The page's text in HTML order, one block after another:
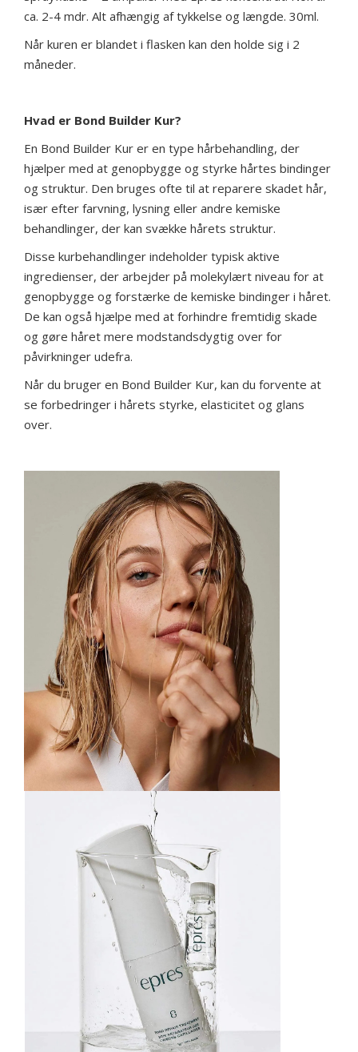
ca. 2-4 mdr. Alt afhængig af tykkelse og længde. 30ml.
Når kuren er blandet i flasken kan den holde sig i 2
måneder.
Hvad er Bond Builder Kur?
En Bond Builder Kur er en type hårbehandling, der
hjælper med at genopbygge og styrke hårtes bindinger
og struktur. Den bruges ofte til at reparere skadet hår,
især efter farvning, lysning eller andre kemiske
behandlinger, der kan svække hårets struktur.
Disse kurbehandlinger indeholder typisk aktive
ingredienser, der arbejder på molekylært niveau for at
genopbygge og forstærke de kemiske bindinger i håret.
De kan også hjælpe med at forhindre fremtidig skade
og gøre håret mere modstandsdygtig over for
påvirkninger udefra.
Når du bruger en Bond Builder Kur, kan du forvente at
se forbedringer i hårets styrke, elasticitet og glans
over.